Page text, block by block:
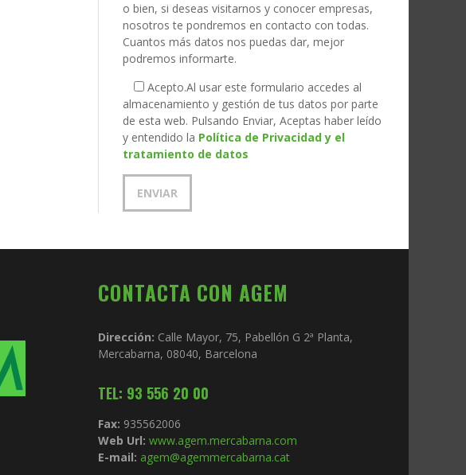
o bien, si deseas visitarnos y conocer empresas,
nosotros te pondremos en contacto con todas.
Cuantos más datos nos puedas dar, mejor
podremos informarte.
Acepto.Al usar este formulario accedes al
almacenamiento y gestión de tus datos por parte
de esta web. Pulsando Enviar, Aceptas haber leído
y entendido la Política de Privacidad y el
tratamiento de datos
CONTACTA CON AGEM
Dirección: Calle Mayor, 75, Pabellón G 2ª Planta,
Mercabarna, 08040, Barcelona
TEL: 93 556 20 00
Fax: 935562006
Web Url: www.agem.mercabarna.com
E-mail: agem@agemmercabarna.cat